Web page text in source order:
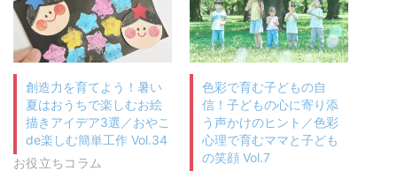
創造力を育てよう！暑い
夏はおうちで楽しむお絵
描きアイデア3選／おやこ
de楽しむ簡単工作 Vol.34
お役立ちコラム
色彩で育む子どもの自
信！子どもの心に寄り添
う声かけのヒント／色彩
心理で育むママと子ども
の笑顔 Vol.7